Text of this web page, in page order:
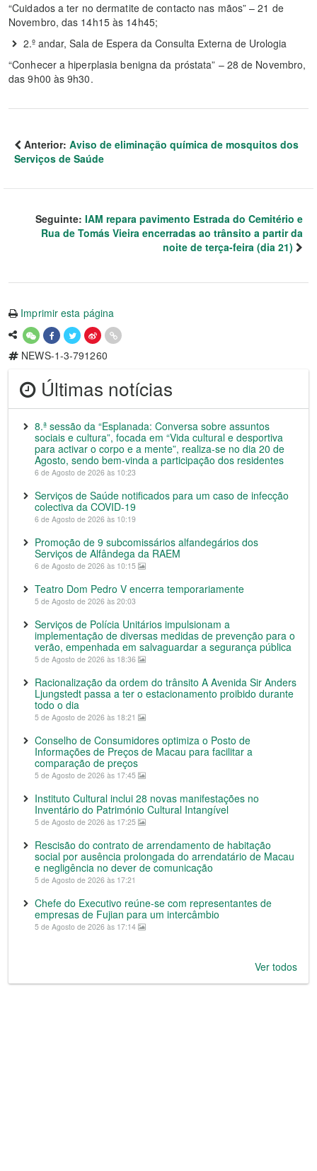
“Cuidados a ter no dermatite de contacto nas mãos” – 21 de
Novembro, das 14h15 às 14h45;
2.º andar, Sala de Espera da Consulta Externa de Urologia
“Conhecer a hiperplasia benigna da próstata” – 28 de Novembro,
das 9h00 às 9h30.
Anterior: Aviso de eliminação química de mosquitos dos
Serviços de Saúde
Seguinte: IAM repara pavimento Estrada do Cemitério e
Rua de Tomás Vieira encerradas ao trânsito a partir da
noite de terça-feira (dia 21)
Imprimir esta página
NEWS-1-3-791260
Últimas notícias
8.ª sessão da “Esplanada: Conversa sobre assuntos
sociais e cultura”, focada em “Vida cultural e desportiva
para activar o corpo e a mente”, realiza-se no dia 20 de
Agosto, sendo bem-vinda a participação dos residentes
6 de Agosto de 2026 às 10:23
Serviços de Saúde notificados para um caso de infecção
colectiva da COVID-19
6 de Agosto de 2026 às 10:19
Promoção de 9 subcomissários alfandegários dos
Serviços de Alfândega da RAEM
6 de Agosto de 2026 às 10:15
Teatro Dom Pedro V encerra temporariamente
5 de Agosto de 2026 às 20:03
Serviços de Polícia Unitários impulsionam a
implementação de diversas medidas de prevenção para o
verão, empenhada em salvaguardar a segurança pública
5 de Agosto de 2026 às 18:36
Racionalização da ordem do trânsito A Avenida Sir Anders
Ljungstedt passa a ter o estacionamento proibido durante
todo o dia
5 de Agosto de 2026 às 18:21
Conselho de Consumidores optimiza o Posto de
Informações de Preços de Macau para facilitar a
comparação de preços
5 de Agosto de 2026 às 17:45
Instituto Cultural inclui 28 novas manifestações no
Inventário do Património Cultural Intangível
5 de Agosto de 2026 às 17:25
Rescisão do contrato de arrendamento de habitação
social por ausência prolongada do arrendatário de Macau
e negligência no dever de comunicação
5 de Agosto de 2026 às 17:21
Chefe do Executivo reúne-se com representantes de
empresas de Fujian para um intercâmbio
5 de Agosto de 2026 às 17:14
Ver todos